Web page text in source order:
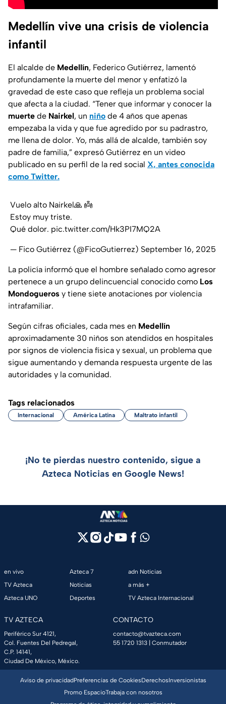
Medellín vive una crisis de violencia
infantil
El alcalde de Medellín, Federico Gutiérrez, lamentó
profundamente la muerte del menor y enfatizó la
gravedad de este caso que refleja un problema social
que afecta a la ciudad. “Tener que informar y conocer la
muerte de Nairkel, un niño de 4 años que apenas
empezaba la vida y que fue agredido por su padrastro,
me llena de dolor. Yo, más allá de alcalde, también soy
padre de familia,” expresó Gutiérrez en un video
publicado en su perfil de la red social X, antes conocida
como Twitter.
Vuelo alto Nairkel🙏 👼
Estoy muy triste.
Qué dolor. pic.twitter.com/Hk3PI7MQ2A
— Fico Gutiérrez (@FicoGutierrez) September 16, 2025
La policía informó que el hombre señalado como agresor
pertenece a un grupo delincuencial conocido como Los
Mondogueros y tiene siete anotaciones por violencia
intrafamiliar.
Según cifras oficiales, cada mes en Medellín
aproximadamente 30 niños son atendidos en hospitales
por signos de violencia física y sexual, un problema que
sigue aumentando y demanda respuesta urgente de las
autoridades y la comunidad.
Tags relacionados
Internacional América Latina Maltrato infantil
¡No te pierdas nuestro contenido, sigue a
Azteca Noticias en Google News!
en vivo
TV Azteca
Azteca UNO
Azteca 7
Noticias
Deportes
adn Noticias
a más +
TV Azteca Internacional
TV AZTECA
Periférico Sur 4121,
Col. Fuentes Del Pedregal,
C.P. 14141,
Ciudad De México, México.
CONTACTO
contacto@tvazteca.com
55 1720 1313 | Conmutador
Aviso de privacidadPreferencias de CookiesDerechosInversionistas
Promo EspacioTrabaja con nosotros